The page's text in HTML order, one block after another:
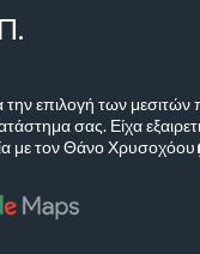
την επιλογή των μεσιτών
σας. Είχα
με τον Θάνο